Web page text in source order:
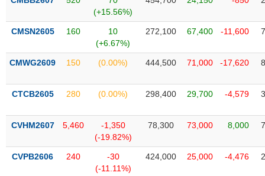
(+15.56%)
CMSN2605 160
10
(+6.67%)
272,100 67,400 -11,600
CMWG2609 150 (0.00%) 444,500 71,000 -17,620
CTCB2605 280 (0.00%) 298,400 29,700 -4,579
CVHM2607 5,460
-1,350
(-19.82%)
78,300 73,000 8,000
CVPB2606 240
-30
(-11.11%)
424,000 25,000 -4,476
BẤT
ĐỘNG
chứng
khoán
Tất cả Cổ phiếu Chỉ số Chứng chỉ quỹ Chứng
Lãnh